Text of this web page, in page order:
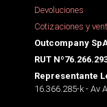
Devoluciones
Cotizaciones y
Outcompany
RUT
Representante
16.366.285-k - Av